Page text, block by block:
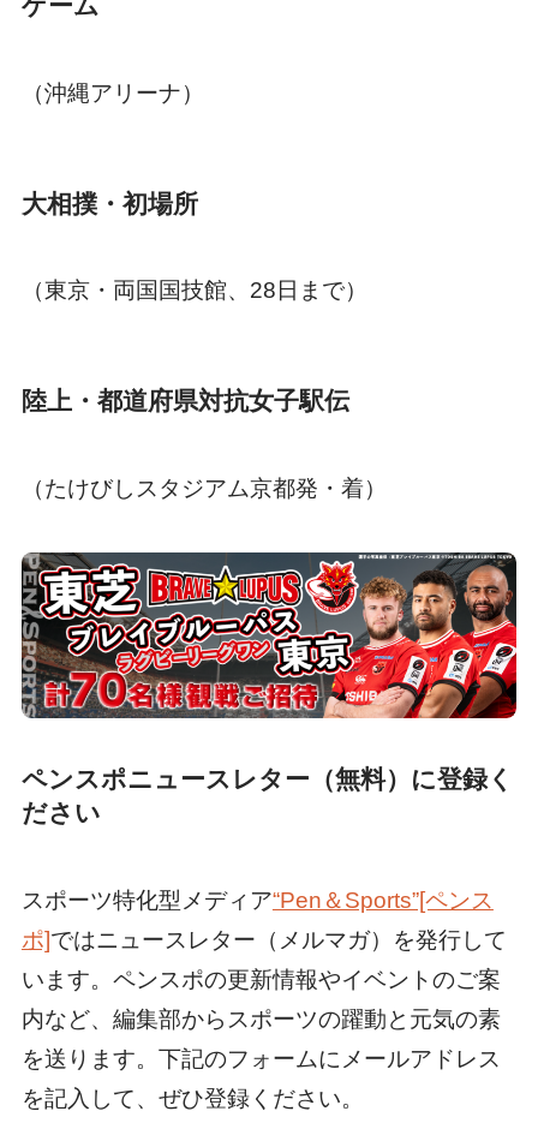
ゲーム
（沖縄アリーナ）
大相撲・初場所
（東京・両国国技館、28日まで）
陸上・都道府県対抗女子駅伝
（たけびしスタジアム京都発・着）
ペンスポニュースレター（無料）に登録く
ださい
スポーツ特化型メディア“Pen＆Sports”[ペンス
ポ]ではニュースレター（メルマガ）を発行して
います。ペンスポの更新情報やイベントのご案
内など、編集部からスポーツの躍動と元気の素
を送ります。下記のフォームにメールアドレス
を記入して、ぜひ登録ください。